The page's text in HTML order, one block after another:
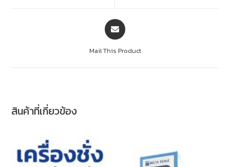
Mail This Product
สินค้าที่เกี่ยวข้อง